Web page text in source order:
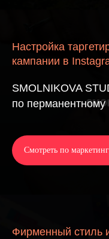
Настройка
кампании в
SMOLNIKOVA
по
Смотреть по
Фирменный стиль